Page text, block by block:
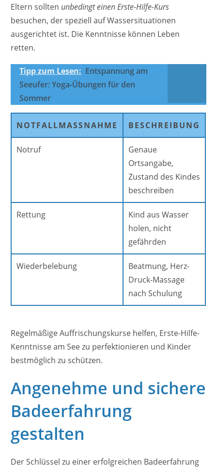
Eltern sollten unbedingt einen Erste-Hilfe-Kurs
besuchen, der speziell auf Wassersituationen
ausgerichtet ist. Die Kenntnisse können Leben
retten.
Tipp zum Lesen: Entspannung am
Seeufer: Yoga-Übungen für den
Sommer
NOTFALLMASSNAHME BESCHREIBUNG
Notruf
Genaue
Ortsangabe,
Zustand des Kindes
beschreiben
Rettung
Kind aus Wasser
holen, nicht
gefährden
Wiederbelebung
Beatmung, Herz-
Druck-Massage
nach Schulung
Regelmäßige Auffrischungskurse helfen, Erste-Hilfe-
Kenntnisse am See zu perfektionieren und Kinder
bestmöglich zu schützen.
Angenehme und sichere
Badeerfahrung
gestalten
Der Schlüssel zu einer erfolgreichen Badeerfahrung